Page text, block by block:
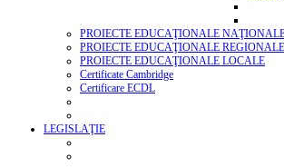
PROIECTE EDUCAŢIONALE
PROIECTE EDUCAŢIONALE REGIONALE
PROIECTE EDUCAŢIONALE LOCALE
Certificate Cambridge
Certificare ECDL
LEGISLAŢIE